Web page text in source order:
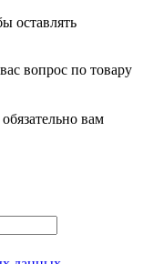
оставлять
вопрос по товару
вам